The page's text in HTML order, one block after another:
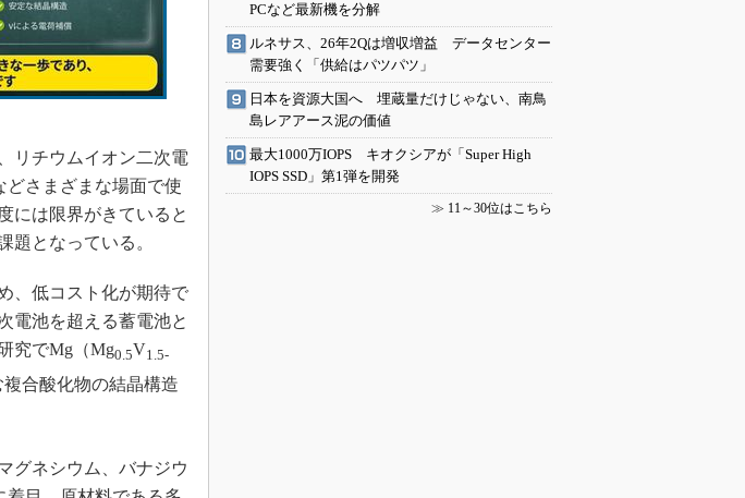
リチウムイオン二次電
どさまざまな場面で使
には限界がきていると
題となっている。
、低コスト化が期待で
電池を超える蓄電池と
究でMg（Mg0.5V1.5-
合酸化物の結晶構造
グネシウム、バナジウ
PCなど最新機を分解
ルネサス、26年2Qは増収増益 データセンター
需要強く「供給はパツパツ」
日本を資源大国へ 埋蔵量だけじゃない、南鳥
島レアアース泥の価値
最大1000万IOPS キオクシアが「Super High
IOPS SSD」第1弾を開発
≫ 11～30位はこちら